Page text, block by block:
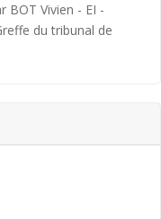
BOT Vivien - EI -
du tribunal de